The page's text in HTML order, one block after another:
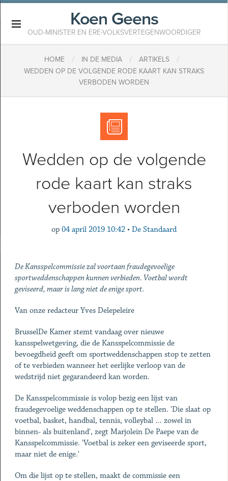
Koen Geens
OUD-MINISTER EN ERE-VOLKSVERTEGENWOORDIGER
HOME / IN DE MEDIA / ARTIKELS /
WEDDEN OP DE VOLGENDE RODE KAART KAN STRAKS
VERBODEN WORDEN
Wedden op de volgende
rode kaart kan straks
verboden worden
op 04 april 2019 10:42 • De Standaard
De Kansspelcommissie zal voortaan fraudegevoelige
sportweddenschappen kunnen verbieden. Voetbal wordt
geviseerd, maar is lang niet de enige sport.
Van onze redacteur Yves Delepeleire
BrusselDe Kamer stemt vandaag over nieuwe
kansspelwetgeving, die de Kansspelcommissie de
bevoegdheid geeft om sportweddenschappen stop te zetten
of te verbieden wanneer het eerlijke verloop van de
wedstrijd niet gegarandeerd kan worden.
De Kansspelcommissie is volop bezig een lijst van
fraudegevoelige weddenschappen op te stellen. 'Die slaat op
voetbal, basket, handbal, tennis, volleybal … zowel in
binnen- als buitenland', zegt Marjolein De Paepe van de
Kansspelcommissie. 'Voetbal is zeker een geviseerde sport,
maar niet de enige.'
Om die lijst op te stellen, maakt de commissie een